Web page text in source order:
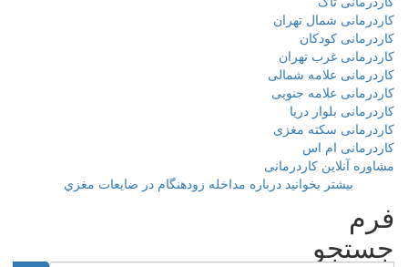
کاردرمانی شمال تهران
کاردرمانی کودکان
کاردرمانی غرب تهران
کاردرمانی علامه شمالی
کاردرمانی علامه جنوبی
کاردرمانی بلوار دریا
کاردرمانی سکته مغزی
کاردرمانی ام اس
مشاوره آنلاین کاردرمانی
بیشتر بخوانید درباره مداخله زودهنگام در ضايعات مغزي
فرم
جستجو